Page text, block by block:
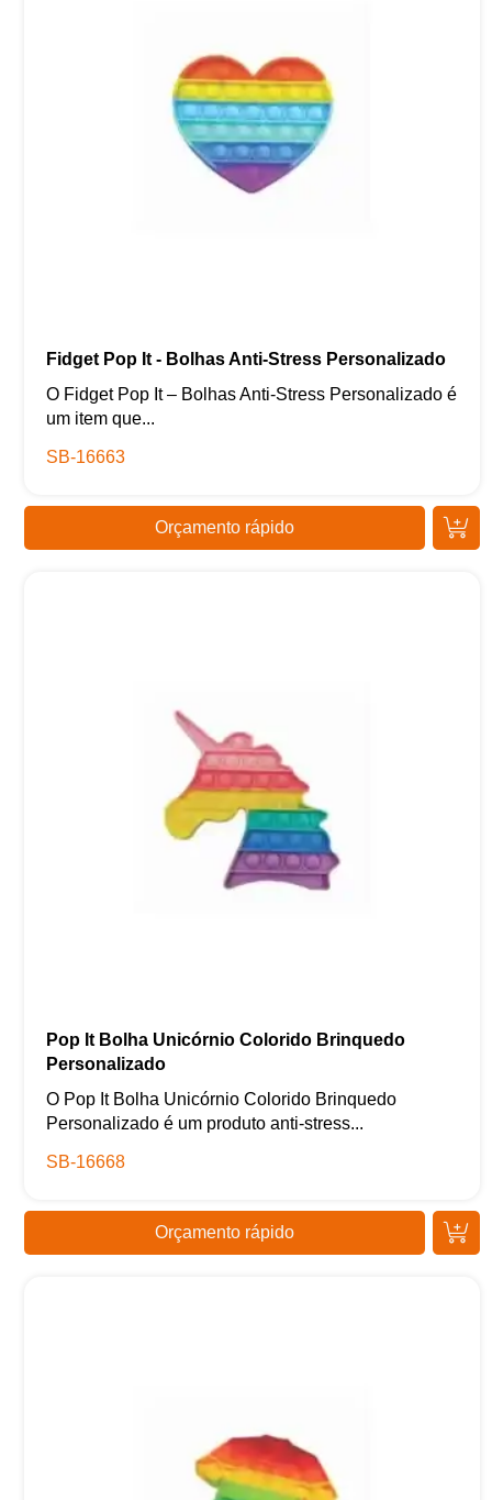
Fidget Pop It - Bolhas Anti-Stress Personalizado
O Fidget Pop It – Bolhas Anti-Stress Personalizado é
um item que...
SB-16663
Orçamento rápido
Pop It Bolha Unicórnio Colorido Brinquedo
Personalizado
O Pop It Bolha Unicórnio Colorido Brinquedo
Personalizado é um produto anti-stress...
SB-16668
Orçamento rápido